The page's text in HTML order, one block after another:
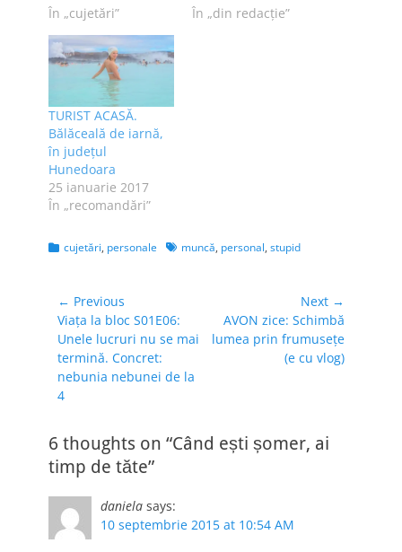
În „cujetări”
În „din redacție”
TURIST ACASĂ.
Bălăceală de iarnă,
în județul
Hunedoara
25 ianuarie 2017
În „recomandări”
Categories
cujetări, personale Tagsmuncă, personal, stupid
Navigare
în
articole
← Previous
Previous
post:
Viața la bloc S01E06:
Unele lucruri nu se mai
termină. Concret:
nebunia nebunei de la
4
Next →
Next
post:
AVON zice: Schimbă
lumea prin frumusețe
(e cu vlog)
6 thoughts on “Când ești șomer, ai
timp de tăte”
daniela says:
10 septembrie 2015 at 10:54 AM